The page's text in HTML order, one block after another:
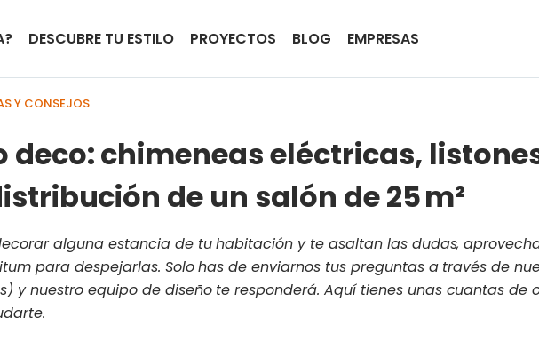
DESCUBRE TU ESTILO PROYECTOS BLOG EMPRESAS
Y CONSEJOS
deco: chimeneas eléctricas,
de un salón de 25 m²
alguna estancia de tu habitación y te asaltan las dudas,
para despejarlas. Solo has de enviarnos tus preguntas a través de
y nuestro equipo de diseño te responderá. Aquí tienes unas cuantas de